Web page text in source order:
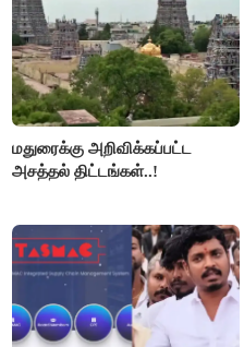
மதுரைக்கு அறிவிக்கப்பட்ட
அசத்தல் திட்டங்கள்..!